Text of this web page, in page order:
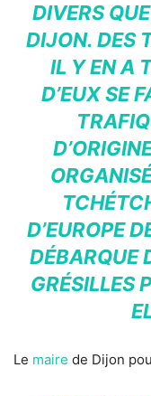
DIVERS
DIJON. DES
IL Y EN A
D’EUX SE
D’EUROPE
DÉBARQUE
GRÉSILLES
Le maire de Dijon